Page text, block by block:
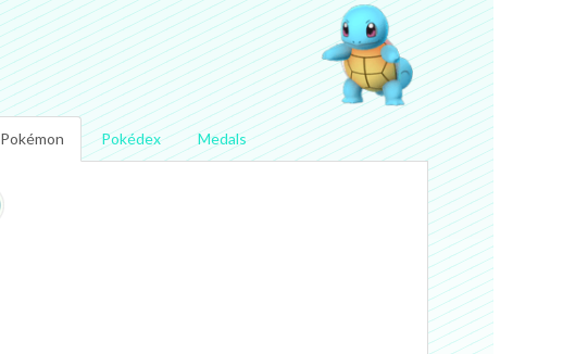
Pokémon Pokédex Medals